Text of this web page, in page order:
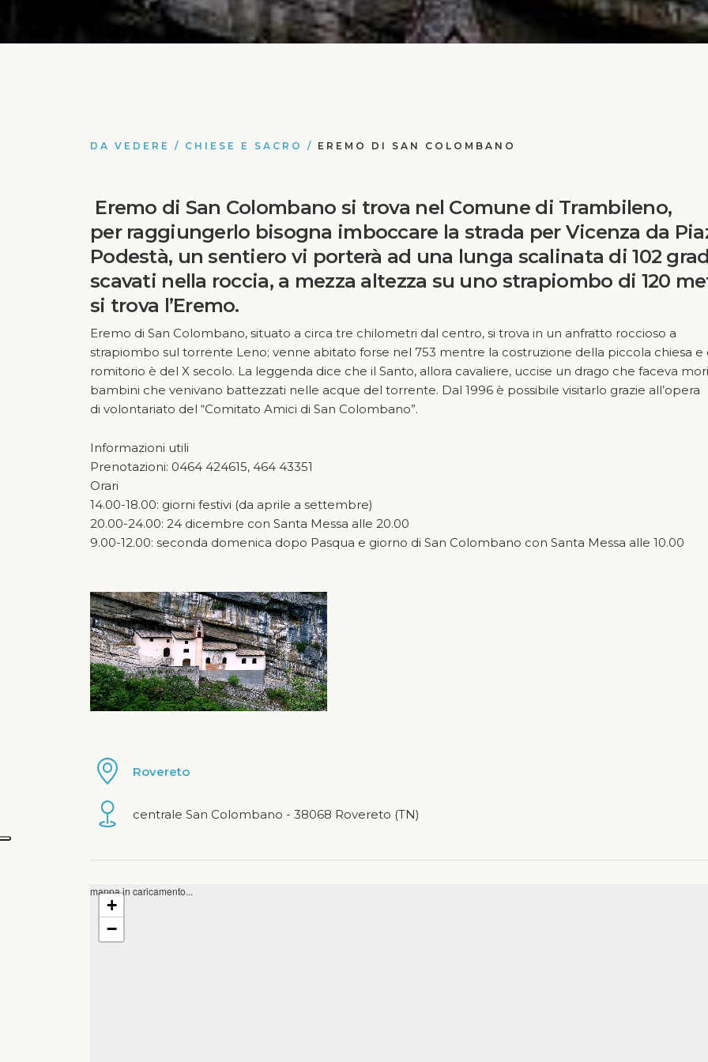
DA VEDERE / CHIESE E SACRO / EREMO DI SAN COLOMBANO
Eremo di San Colombano si trova nel Comune di Trambileno,
per raggiungerlo bisogna imboccare la strada per Vicenza da
Podestà, un sentiero vi porterà ad una lunga scalinata di 102
scavati nella roccia, a mezza altezza su uno strapiombo di 120
si trova l’Eremo.
Eremo di San Colombano, situato a circa tre chilometri dal centro, si trova in un anfratto roccioso a
strapiombo sul torrente Leno; venne abitato forse nel 753 mentre la costruzione della piccola chiesa e
romitorio è del X secolo. La leggenda dice che il Santo, allora cavaliere, uccise un drago che faceva
bambini che venivano battezzati nelle acque del torrente. Dal 1996 è possibile visitarlo grazie all’opera
di volontariato del “Comitato Amici di San Colombano”.
Informazioni utili
Prenotazioni: 0464 424615, 464 43351
Orari
14.00-18.00: giorni festivi (da aprile a settembre)
20.00-24.00: 24 dicembre con Santa Messa alle 20.00
9.00-12.00: seconda domenica dopo Pasqua e giorno di San Colombano con Santa Messa alle 10.00
Rovereto
centrale San Colombano - 38068 Rovereto (TN)
mappa in caricamento...
+
−